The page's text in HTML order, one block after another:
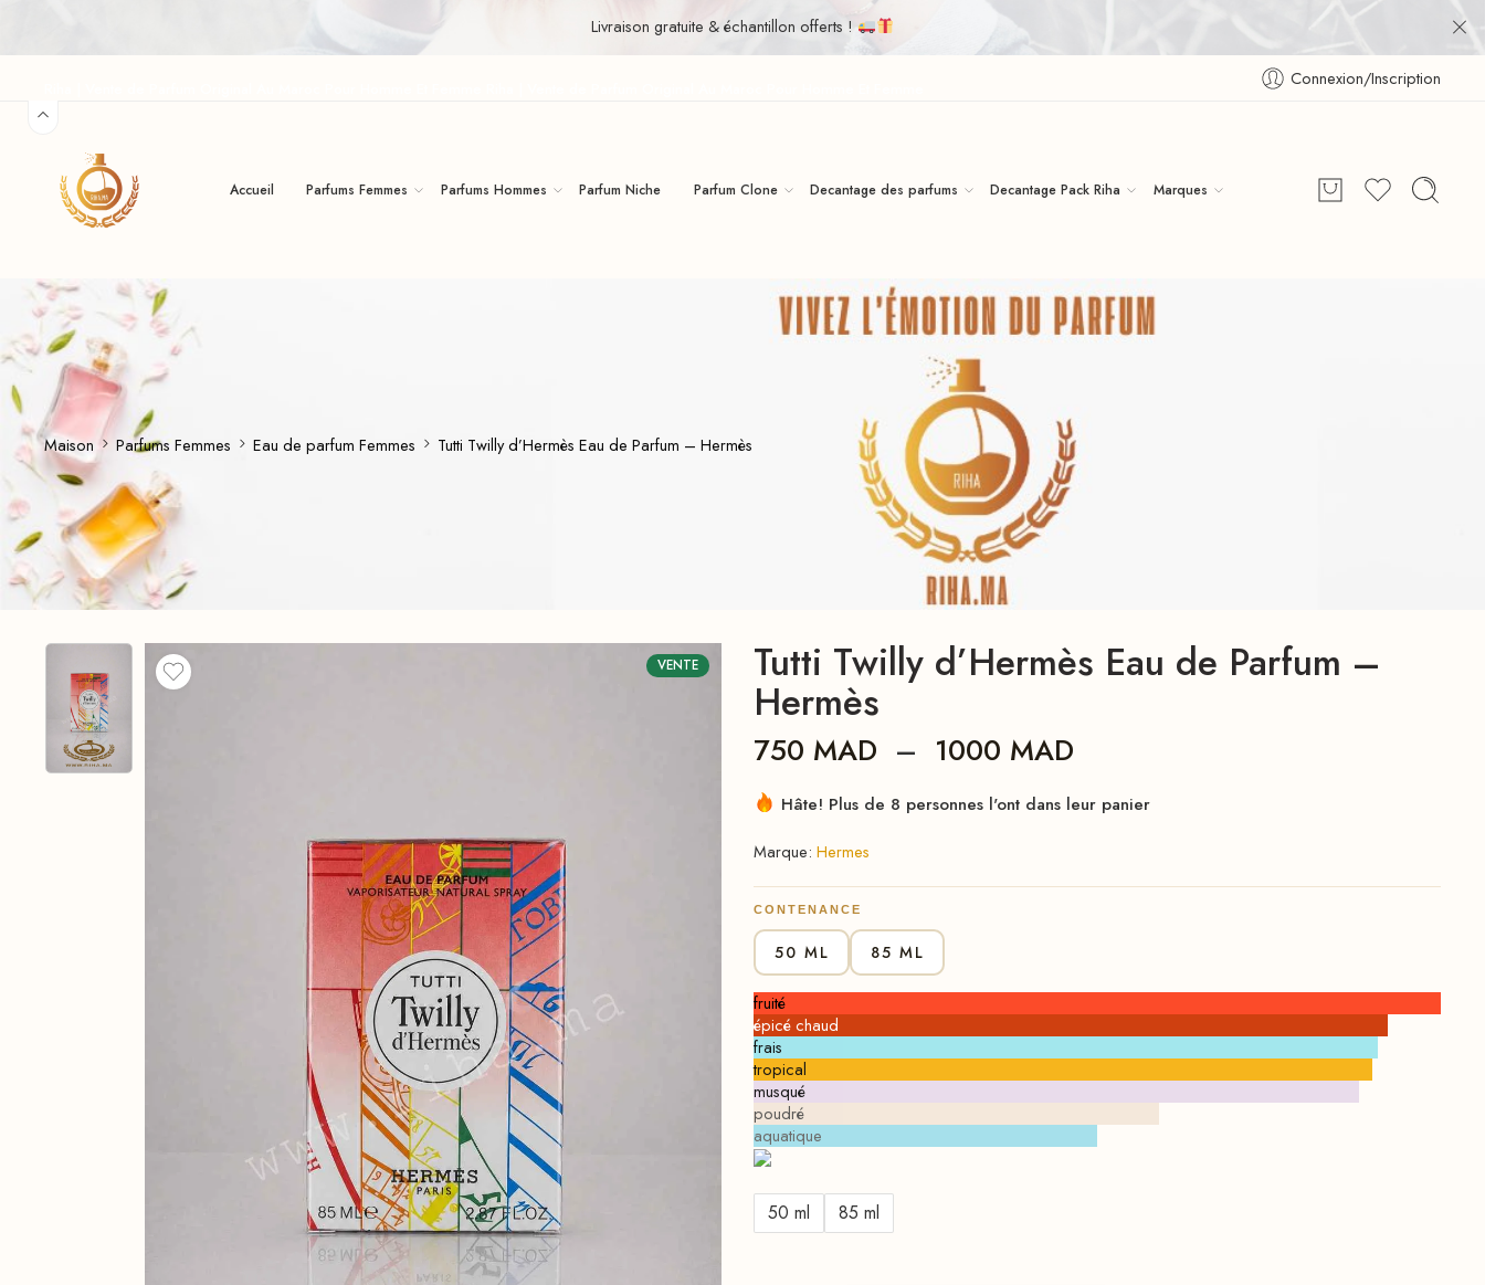
Livraison gratuite & échantillon offerts !
Connexion/Inscription
Accueil Parfums Femmes Parfums Hommes Parfum Niche Parfum Clone Decantage des parfums Decantage Pack Riha Marques
Maison Parfums Femmes Eau de parfum Femmes Tutti Twilly d’Hermès Eau de Parfum – Hermès
VENTE Tutti Twilly d’Hermès Eau de Parfum –
Hermès
750 MAD – 1000 MAD
Hâte! Plus de 8 personnes l'ont dans leur panier
Marque: Hermes
CONTENANCE
50 ML 85 ML
fruité
épicé chaud
frais
tropical
musqué
poudré
aquatique
50 ml 85 ml